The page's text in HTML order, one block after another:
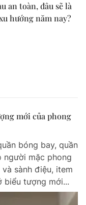
an toàn, đâu sẽ là
hướng năm nay?
mới của phong
bóng bay, quần
người mặc phong
sành điệu, item
biểu tượng mới...